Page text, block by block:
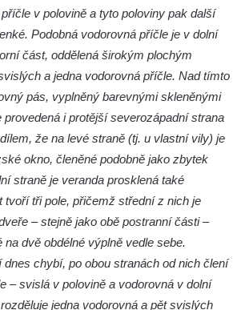
Nanebevzetí Panny
čp. 82 v Lázních Libverda
Libverda
Jizera čp. 116 v Lázních
Depandance Vodoléčba čp.
náměstí T. G. Masaryka ve
náměstí T. G. Masaryka ve
v polovině a tyto poloviny pak další
Podobná vodorovná příčle je v dolní
část, oddělená širokým plochým
a jedna vodorovná příčle. Nad tímto
pás, vyplněný barevnými skleněnými
provedená i protější severozápadní strana
že na levé straně (tj. u vlastní vily) je
okno, členěné podobně jako zbytek
straně je veranda prosklená také
tvoří tři pole, přičemž střední z nich je
– stejně jako obě postranní části –
na dvě obdélné výplně vedle sebe.
chybí, po obou stranách od nich člení
– svislá v polovině a vodorovná v dolní
jedna vodorovná a pět svislých